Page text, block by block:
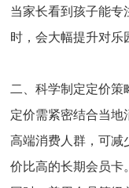
当家长看到孩子能专
时，会大幅提升对乐
二、科学制定定价策
定价需紧密结合当地
高端消费人群，可减
价比高的长期会员卡。